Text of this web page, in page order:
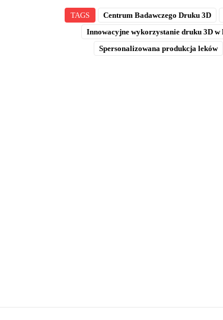
TAGS Centrum Badawczego Druku 3D
Innowacyjne wykorzystanie druku 3D w
Spersonalizowana produkcja leków